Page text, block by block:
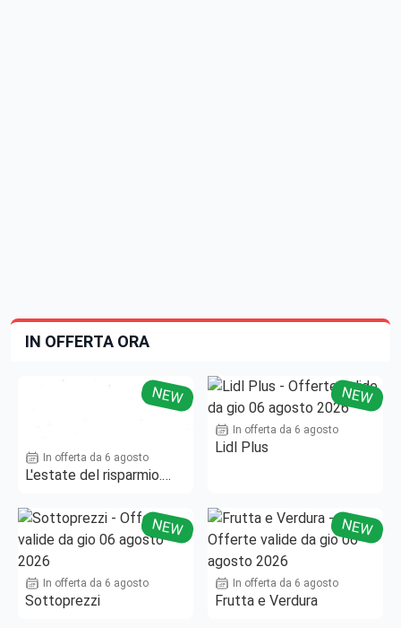
IN OFFERTA ORA
NEW
In offerta da 6 agosto
L'estate del risparmio.
NEW
In offerta da 6 agosto
Lidl Plus
NEW
In offerta da 6 agosto
Sottoprezzi
NEW
In offerta da 6 agosto
Frutta e Verdura